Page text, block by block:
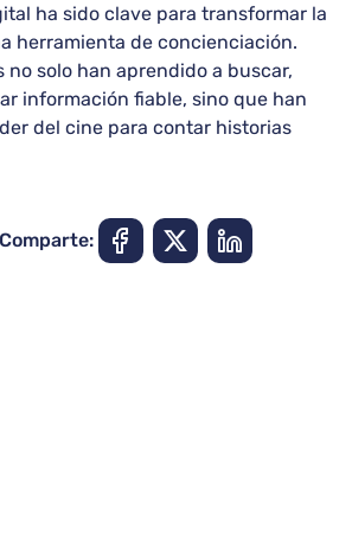
ha sido clave para transformar la
herramienta de concienciación.
no solo han aprendido a buscar,
información fiable, sino que han
del cine para contar historias